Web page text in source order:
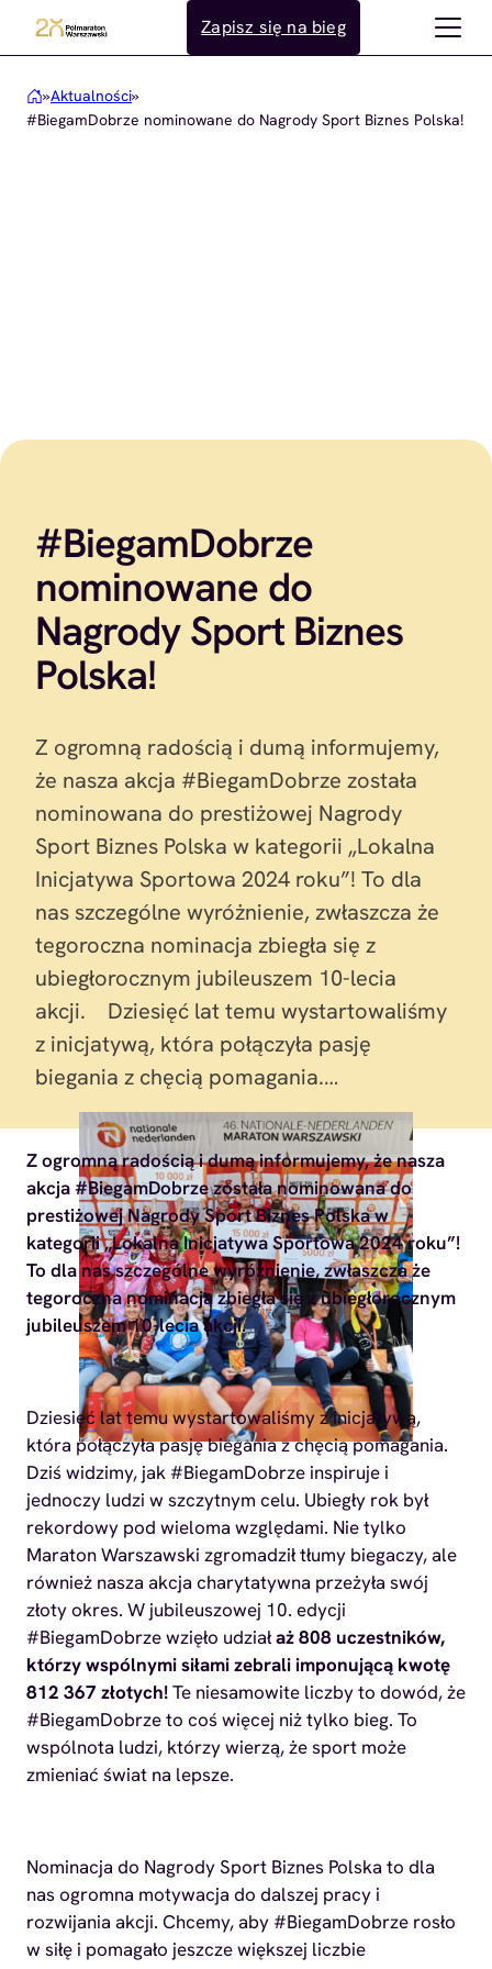
Zapisz się na bieg
»Aktualności»
#BiegamDobrze nominowane do Nagrody Sport Biznes Polska!
#BiegamDobrze
nominowane do
Nagrody Sport Biznes
Polska!
Z ogromną radością i dumą informujemy,
że nasza akcja #BiegamDobrze została
nominowana do prestiżowej Nagrody
Sport Biznes Polska w kategorii „Lokalna
Inicjatywa Sportowa 2024 roku”! To dla
nas szczególne wyróżnienie, zwłaszcza że
tegoroczna nominacja zbiegła się z
ubiegłorocznym jubileuszem 10-lecia
akcji. Dziesięć lat temu wystartowaliśmy
z inicjatywą, która połączyła pasję
biegania z chęcią pomagania.…
Z ogromną radością i dumą informujemy, że nasza
akcja #BiegamDobrze została nominowana do
prestiżowej Nagrody Sport Biznes Polska w
kategorii „Lokalna Inicjatywa Sportowa 2024 roku”!
To dla nas szczególne wyróżnienie, zwłaszcza że
tegoroczna nominacja zbiegła się z ubiegłorocznym
jubileuszem 10-lecia akcji.
Dziesięć lat temu wystartowaliśmy z inicjatywą,
która połączyła pasję biegania z chęcią pomagania.
Dziś widzimy, jak #BiegamDobrze inspiruje i
jednoczy ludzi w szczytnym celu. Ubiegły rok był
rekordowy pod wieloma względami. Nie tylko
Maraton Warszawski zgromadził tłumy biegaczy, ale
również nasza akcja charytatywna przeżyła swój
złoty okres. W jubileuszowej 10. edycji
#BiegamDobrze wzięło udziałaż 808 uczestników,
którzy wspólnymi siłami zebrali imponującą kwotę
812 367 złotych!Te niesamowite liczby to dowód, że
#BiegamDobrze to coś więcej niż tylko bieg. To
wspólnota ludzi, którzy wierzą, że sport może
zmieniać świat na lepsze.
Nominacja do Nagrody Sport Biznes Polska to dla
nas ogromna motywacja do dalszej pracy i
rozwijania akcji. Chcemy, aby #BiegamDobrze rosło
w siłę i pomagało jeszcze większej liczbie